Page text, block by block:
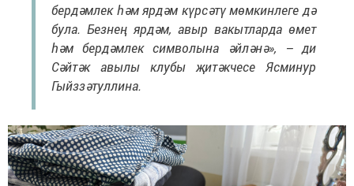
бердәмлек һәм ярдәм күрсәтү мөмкинлеге дә
була. Безнең ярдәм, авыр вакытларда өмет
һәм бердәмлек символына әйләнә», – ди
Сәйтәк авылы клубы җитәкчесе Ясминур
Гыйззәтуллина.